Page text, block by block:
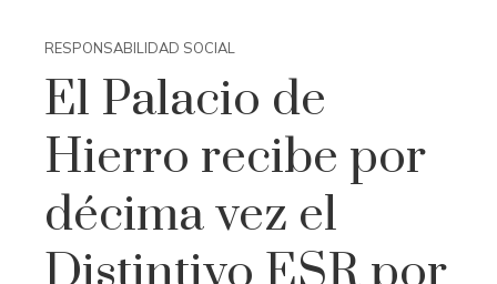
RESPONSABILIDAD SOCIAL
El Palacio de
Hierro recibe por
décima vez el